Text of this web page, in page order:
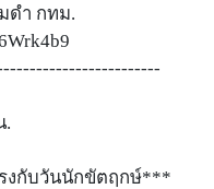
ดำ กทม.
.
งกับวันนักขัตฤกษ์***